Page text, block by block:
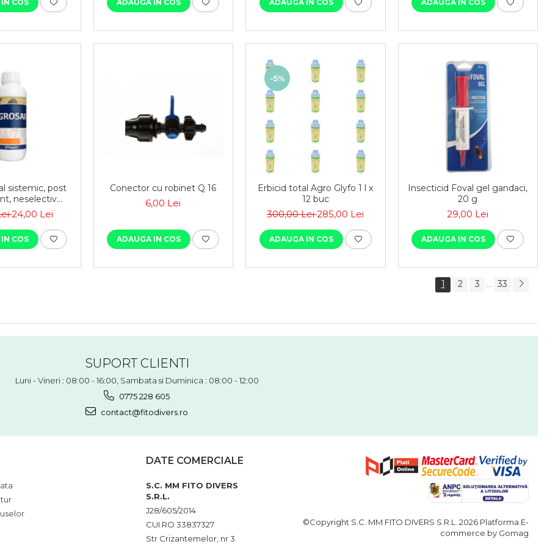
COS ADAUGA IN COS ADAUGA IN COS ADAUGA IN COS
sistemic, post
neselectiv
anuale si
SL,
24,00 Lei
COS
Conector cu robinet Q 16
6,00 Lei
ADAUGA IN COS
-5%
Erbicid total Agro Glyfo 1 l x
12 buc
300,00 Lei285,00 Lei
ADAUGA IN COS
Insecticid Foval gel gandaci,
20 g
29,00 Lei
ADAUGA IN COS
1 2 3 33
SUPORT CLIENTI
Luni - Vineri : 08:00 - 16:00, Sambata si Duminica : 08:00 - 12:00
0775 228 605
contact@fitodivers.ro
DATE COMERCIALE
S.C. MM FITO DIVERS
S.R.L.
J28/605/2014
CUI RO 33837327
Str Crizantemelor, nr 3
©Copyright S.C. MM FITO DIVERS S.R.L. 2026 Platforma E-
commerce by Gomag